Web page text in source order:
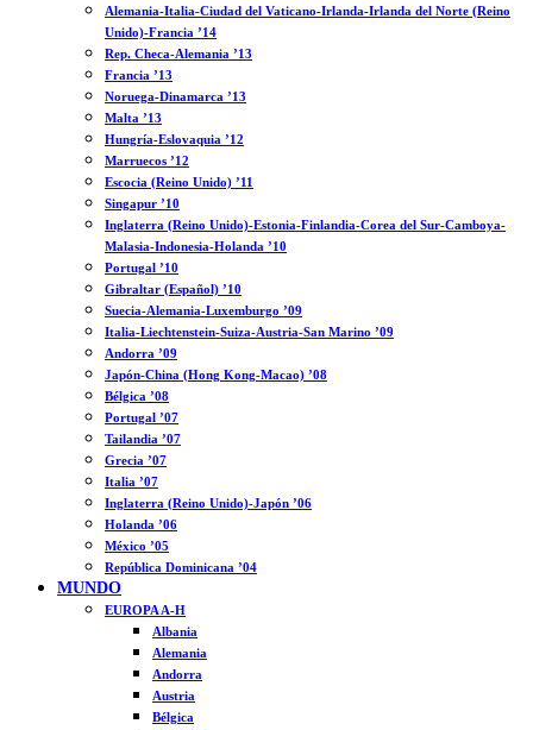
Alemania-Italia-Ciudad del Vaticano-Irlanda-Irlanda del Norte (Reino
Unido)-Francia ’14
Rep. Checa-Alemania ’13
Francia ’13
Noruega-Dinamarca ’13
Malta ’13
Hungría-Eslovaquia ’12
Marruecos ’12
Escocia (Reino Unido) ’11
Singapur ’10
Inglaterra (Reino Unido)-Estonia-Finlandia-Corea del Sur-Camboya-
Malasia-Indonesia-Holanda ’10
Portugal ’10
Gibraltar (Español) ’10
Suecia-Alemania-Luxemburgo ’09
Italia-Liechtenstein-Suiza-Austria-San Marino ’09
Andorra ’09
Japón-China (Hong Kong-Macao) ’08
Bélgica ’08
Portugal ’07
Tailandia ’07
Grecia ’07
Italia ’07
Inglaterra (Reino Unido)-Japón ’06
Holanda ’06
México ’05
República Dominicana ’04
MUNDO
EUROPA A-H
Albania
Alemania
Andorra
Austria
Bélgica